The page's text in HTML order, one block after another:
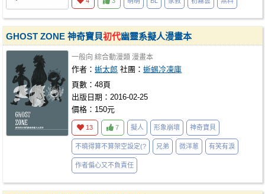
GHOST ZONE 神奇寶貝初代幽靈系擬人漫畫本
一般向 綜合動漫類 漫畫本
作者：蜥太郎 社團：蜥蜴冷凍庫
頁數：48頁
出版日期：2016-02-25
價格：150元
13 7 擬人 形象崩壞 神奇寶貝
不曉得算不算架空設定(? 兄弟 微洋蔥 有笑有淚
作者偏心又不負責任